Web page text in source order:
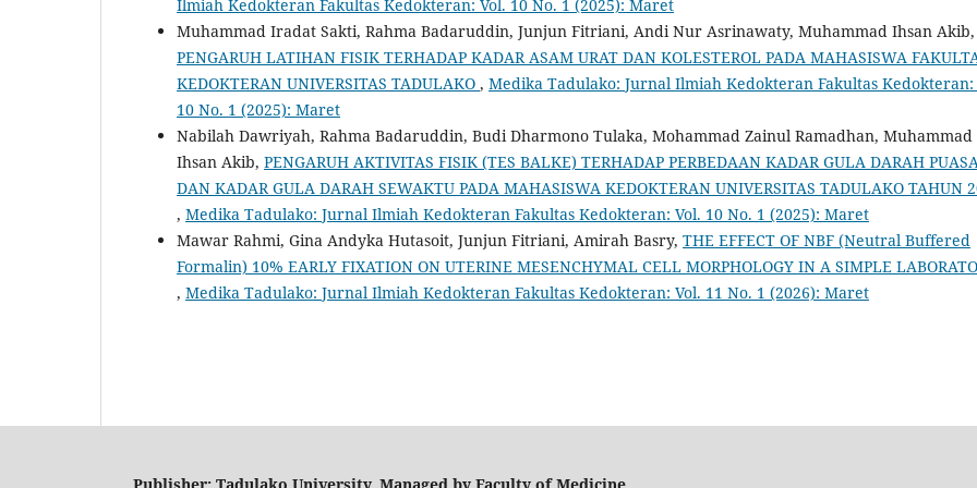
Ilmiah Kedokteran Fakultas Kedokteran: Vol. 10 No. 1 (2025): Maret
Muhammad Iradat Sakti, Rahma Badaruddin, Junjun Fitriani, Andi Nur Asrinawaty, Muhammad Ihsan Akib,
PENGARUH LATIHAN FISIK TERHADAP KADAR ASAM URAT DAN KOLESTEROL PADA MAHASISWA
KEDOKTERAN UNIVERSITAS TADULAKO , Medika Tadulako: Jurnal Ilmiah Kedokteran Fakultas Kedokteran:
10 No. 1 (2025): Maret
Nabilah Dawriyah, Rahma Badaruddin, Budi Dharmono Tulaka, Mohammad Zainul Ramadhan, Muhammad
Ihsan Akib, PENGARUH AKTIVITAS FISIK (TES BALKE) TERHADAP PERBEDAAN KADAR GULA DARAH
DAN KADAR GULA DARAH SEWAKTU PADA MAHASISWA KEDOKTERAN UNIVERSITAS TADULAKO TAHUN
, Medika Tadulako: Jurnal Ilmiah Kedokteran Fakultas Kedokteran: Vol. 10 No. 1 (2025): Maret
Mawar Rahmi, Gina Andyka Hutasoit, Junjun Fitriani, Amirah Basry, THE EFFECT OF NBF (Neutral Buffered
Formalin) 10% EARLY FIXATION ON UTERINE MESENCHYMAL CELL MORPHOLOGY IN A SIMPLE
, Medika Tadulako: Jurnal Ilmiah Kedokteran Fakultas Kedokteran: Vol. 11 No. 1 (2026): Maret